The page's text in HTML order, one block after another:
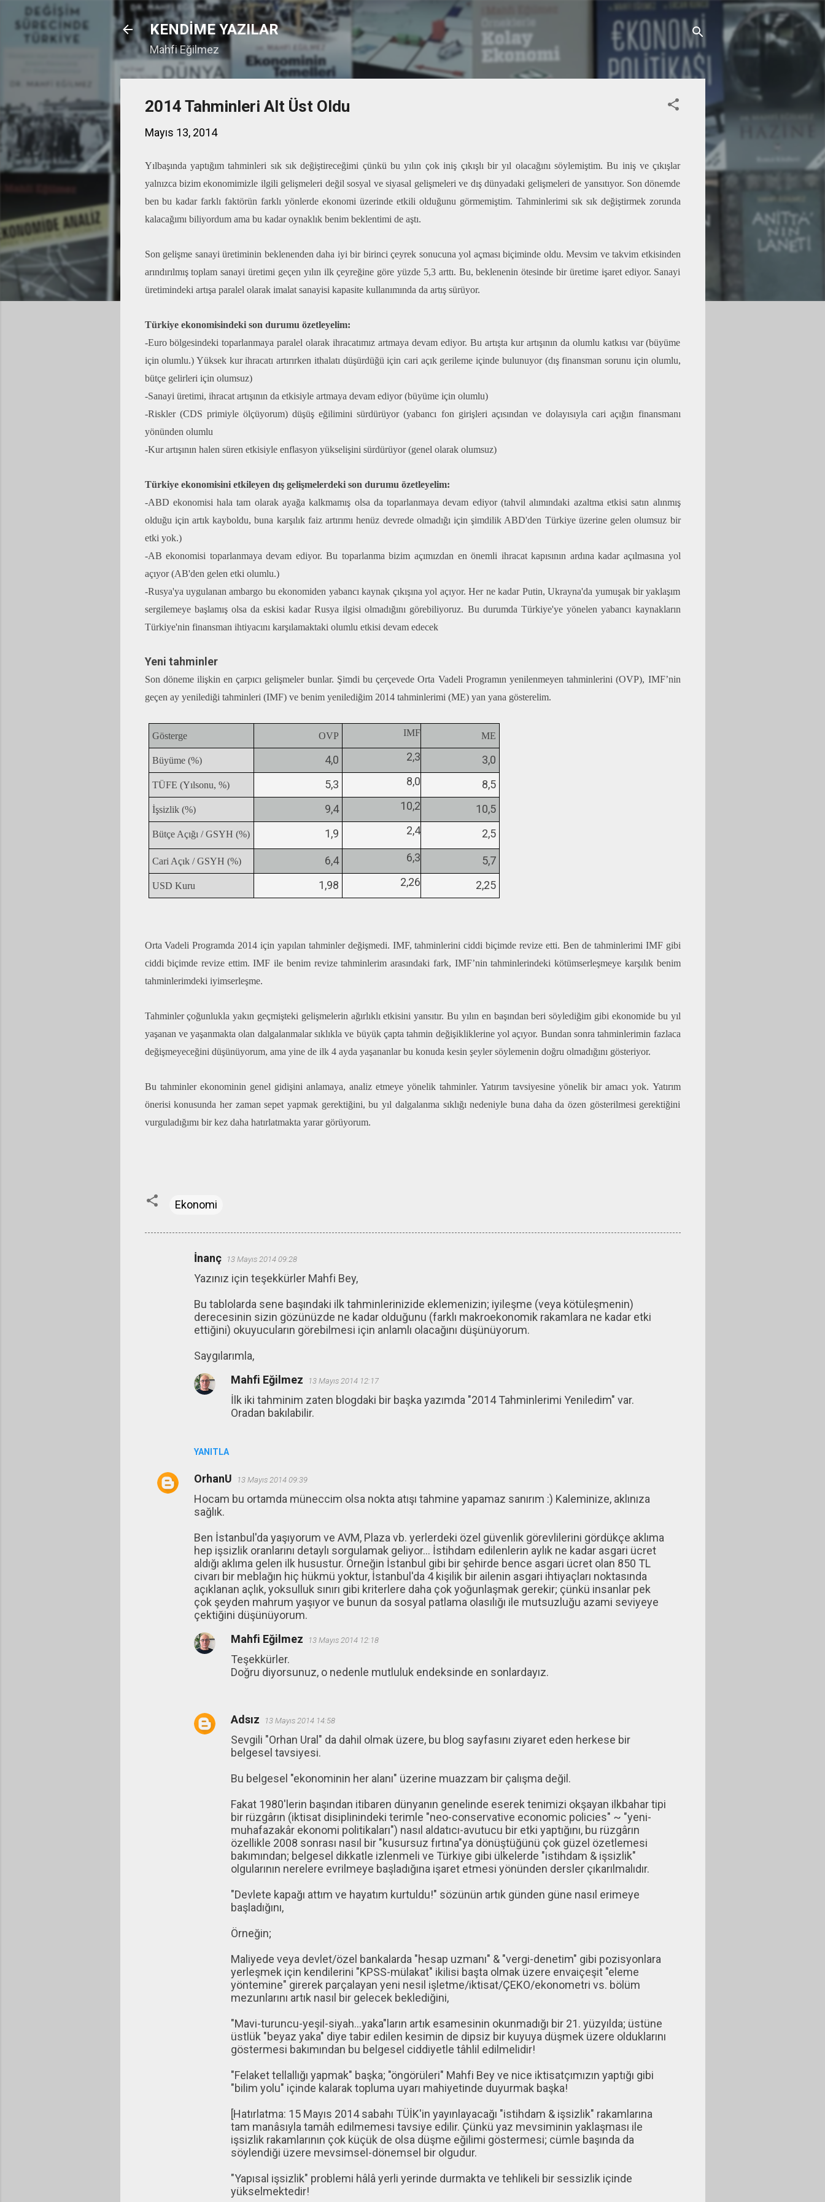
Ana içeriğe atla
KENDİME YAZILAR
Mahfi Eğilmez
2014 Tahminleri Alt Üst Oldu
Mayıs 13, 2014
Yılbaşında yaptığım tahminleri sık sık değiştireceğimi çünkü bu yılın çok iniş çıkışlı bir yıl olacağını söylemiştim. Bu iniş ve çıkışlar
yalnızca bizim ekonomimizle ilgili gelişmeleri değil sosyal ve siyasal gelişmeleri ve dış dünyadaki gelişmeleri de yansıtıyor. Son dönemde
ben bu kadar farklı faktörün farklı yönlerde ekonomi üzerinde etkili olduğunu görmemiştim. Tahminlerimi sık sık değiştirmek zorunda
kalacağımı biliyordum ama bu kadar oynaklık benim beklentimi de aştı.
Son gelişme sanayi üretiminin beklenenden daha iyi bir birinci çeyrek sonucuna yol açması biçiminde oldu. Mevsim ve takvim etkisinden
arındırılmış toplam sanayi üretimi geçen yılın ilk çeyreğine göre yüzde 5,3 arttı. Bu, beklenenin ötesinde bir üretime işaret ediyor. Sanayi
üretimindeki artışa paralel olarak imalat sanayisi kapasite kullanımında da artış sürüyor.
Türkiye ekonomisindeki son durumu özetleyelim:
-Euro bölgesindeki toparlanmaya paralel olarak ihracatımız artmaya devam ediyor. Bu artışta kur artışının da olumlu katkısı var (büyüme
için olumlu.) Yüksek kur ihracatı artırırken ithalatı düşürdüğü için cari açık gerileme içinde bulunuyor (dış finansman sorunu için olumlu,
bütçe gelirleri için olumsuz)
-Sanayi üretimi, ihracat artışının da etkisiyle artmaya devam ediyor (büyüme için olumlu)
-Riskler (CDS primiyle ölçüyorum) düşüş eğilimini sürdürüyor (yabancı fon girişleri açısından ve dolayısıyla cari açığın finansmanı
yönünden olumlu
-Kur artışının halen süren etkisiyle enflasyon yükselişini sürdürüyor (genel olarak olumsuz)
Türkiye ekonomisini etkileyen dış gelişmelerdeki son durumu özetleyelim:
-ABD ekonomisi hala tam olarak ayağa kalkmamış olsa da toparlanmaya devam ediyor (tahvil alımındaki azaltma etkisi satın alınmış
olduğu için artık kayboldu, buna karşılık faiz artırımı henüz devrede olmadığı için şimdilik ABD'den Türkiye üzerine gelen olumsuz bir
etki yok.)
-AB ekonomisi toparlanmaya devam ediyor. Bu toparlanma bizim açımızdan en önemli ihracat kapısının ardına kadar açılmasına yol
açıyor (AB'den gelen etki olumlu.)
-Rusya'ya uygulanan ambargo bu ekonomiden yabancı kaynak çıkışına yol açıyor. Her ne kadar Putin, Ukrayna'da yumuşak bir yaklaşım
sergilemeye başlamış olsa da eskisi kadar Rusya ilgisi olmadığını görebiliyoruz. Bu durumda Türkiye'ye yönelen yabancı kaynakların
Türkiye'nin finansman ihtiyacını karşılamaktaki olumlu etkisi devam edecek
Yeni tahminler
Son döneme ilişkin en çarpıcı gelişmeler bunlar. Şimdi bu çerçevede Orta Vadeli Programın yenilenmeyen tahminlerini (OVP), IMF’nin
geçen ay yenilediği tahminleri (IMF) ve benim yenilediğim 2014 tahminlerimi (ME) yan yana gösterelim.
Gösterge OVP IMF ME
Büyüme (%) 4,0 2,3 3,0
TÜFE (Yılsonu, %) 5,3 8,0 8,5
İşsizlik (%) 9,4 10,2 10,5
Bütçe Açığı / GSYH (%) 1,9 2,4 2,5
Cari Açık / GSYH (%) 6,4 6,3 5,7
USD Kuru 1,98 2,26 2,25
Orta Vadeli Programda 2014 için yapılan tahminler değişmedi. IMF, tahminlerini ciddi biçimde revize etti. Ben de tahminlerimi IMF gibi
ciddi biçimde revize ettim. IMF ile benim revize tahminlerim arasındaki fark, IMF’nin tahminlerindeki kötümserleşmeye karşılık benim
tahminlerimdeki iyimserleşme.
Tahminler çoğunlukla yakın geçmişteki gelişmelerin ağırlıklı etkisini yansıtır. Bu yılın en başından beri söylediğim gibi ekonomide bu yıl
yaşanan ve yaşanmakta olan dalgalanmalar sıklıkla ve büyük çapta tahmin değişikliklerine yol açıyor. Bundan sonra tahminlerimin fazlaca
değişmeyeceğini düşünüyorum, ama yine de ilk 4 ayda yaşananlar bu konuda kesin şeyler söylemenin doğru olmadığını gösteriyor.
Bu tahminler ekonominin genel gidişini anlamaya, analiz etmeye yönelik tahminler. Yatırım tavsiyesine yönelik bir amacı yok. Yatırım
önerisi konusunda her zaman sepet yapmak gerektiğini, bu yıl dalgalanma sıklığı nedeniyle buna daha da özen gösterilmesi gerektiğini
vurguladığımı bir kez daha hatırlatmakta yarar görüyorum.
Ekonomi
İnanç 13 Mayıs 2014 09:28
Yazınız için teşekkürler Mahfi Bey,
Bu tablolarda sene başındaki ilk tahminlerinizide eklemenizin; iyileşme (veya kötüleşmenin)
derecesinin sizin gözünüzde ne kadar olduğunu (farklı makroekonomik rakamlara ne kadar etki
ettiğini) okuyucuların görebilmesi için anlamlı olacağını düşünüyorum.
Saygılarımla,
YANITLA
Mahfi Eğilmez 13 Mayıs 2014 12:17
İlk iki tahminim zaten blogdaki bir başka yazımda "2014 Tahminlerimi Yeniledim" var.
Oradan bakılabilir.
OrhanU 13 Mayıs 2014 09:39
Hocam bu ortamda müneccim olsa nokta atışı tahmine yapamaz sanırım :) Kaleminize, aklınıza
sağlık.
Ben İstanbul'da yaşıyorum ve AVM, Plaza vb. yerlerdeki özel güvenlik görevlilerini gördükçe aklıma
hep işsizlik oranlarını detaylı sorgulamak geliyor... İstihdam edilenlerin aylık ne kadar asgari ücret
aldığı aklıma gelen ilk husustur. Örneğin İstanbul gibi bir şehirde bence asgari ücret olan 850 TL
civarı bir meblağın hiç hükmü yoktur, İstanbul'da 4 kişilik bir ailenin asgari ihtiyaçları noktasında
açıklanan açlık, yoksulluk sınırı gibi kriterlere daha çok yoğunlaşmak gerekir; çünkü insanlar pek
çok şeyden mahrum yaşıyor ve bunun da sosyal patlama olasılığı ile mutsuzluğu azami seviyeye
çektiğini düşünüyorum.
Mahfi Eğilmez
13 Mayıs 2014 12:18
Teşekkürler.
Doğru diyorsunuz, o nedenle mutluluk endeksinde en sonlardayız.
Adsız 13 Mayıs 2014 14:58
Sevgili "Orhan Ural" da dahil olmak üzere, bu blog sayfasını ziyaret eden herkese bir
belgesel tavsiyesi.
Bu belgesel "ekonominin her alanı" üzerine muazzam bir çalışma değil.
Fakat 1980'lerin başından itibaren dünyanın genelinde eserek tenimizi okşayan ilkbahar tipi
bir rüzgârın (iktisat disiplinindeki terimle "neo-conservative economic policies" ~ "yeni-
muhafazakâr ekonomi politikaları") nasıl aldatıcı-avutucu bir etki yaptığını, bu rüzgârın
özellikle 2008 sonrası nasıl bir "kusursuz fırtına"ya dönüştüğünü çok güzel özetlemesi
bakımından; belgesel dikkatle izlenmeli ve Türkiye gibi ülkelerde "istihdam & işsizlik"
olgularının nerelere evrilmeye başladığına işaret etmesi yönünden dersler çıkarılmalıdır.
"Devlete kapağı attım ve hayatım kurtuldu!" sözünün artık günden güne nasıl erimeye
başladığını,
Örneğin;
Maliyede veya devlet/özel bankalarda "hesap uzmanı" & "vergi-denetim" gibi pozisyonlara
yerleşmek için kendilerini "KPSS-mülakat" ikilisi başta olmak üzere envaiçeşit "eleme
yöntemine" girerek parçalayan yeni nesil işletme/iktisat/ÇEKO/ekonometri vs. bölüm
mezunlarını artık nasıl bir gelecek beklediğini,
"Mavi-turuncu-yeşil-siyah...yaka"ların artık esamesinin okunmadığı bir 21. yüzyılda; üstüne
üstlük "beyaz yaka" diye tabir edilen kesimin de dipsiz bir kuyuya düşmek üzere olduklarını
göstermesi bakımından bu belgesel ciddiyetle tâhlil edilmelidir!
"Felaket tellallığı yapmak" başka; "öngörüleri" Mahfi Bey ve nice iktisatçımızın yaptığı gibi
"bilim yolu" içinde kalarak topluma uyarı mahiyetinde duyurmak başka!
[Hatırlatma: 15 Mayıs 2014 sabahı TÜİK'in yayınlayacağı "istihdam & işsizlik" rakamlarına
tam manâsıyla tamâh edilmemesi tavsiye edilir. Çünkü yaz mevsiminin yaklaşması ile
işsizlik rakamlarının çok küçük de olsa düşme eğilimi göstermesi; cümle başında da
söylendiği üzere mevsimsel-dönemsel bir olgudur.
"Yapısal işsizlik" problemi hâlâ yerli yerinde durmakta ve tehlikeli bir sessizlik içinde
yükselmektedir!